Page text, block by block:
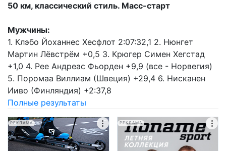
50 км, классический стиль. Масс-старт
Мужчины:
1. Клэбо Йоханнес Хесфлот 2:07:32,1 2. Нюнгет
Мартин Лёвстрём +0,5 3. Крюгер Симен Хегстад
+1,0 4. Рее Андреас Фьорден +9,9 (все - Норвегия)
5. Поромаа Виллиам (Швеция) +29,4 6. Нисканен
Ииво (Финляндия) +2:37,8
Полные результаты
РЕКЛАМА РЕКЛАМА